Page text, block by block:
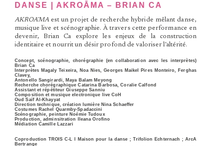
DANSE | AKROĀMA – BRIAN CA
AKROĀMAest un projet de recherche hybride mêlant danse,
musique live et scénographie. À travers cette performance en
devenir, Brian Ca explore les enjeux de la construction
identitaire et nourrit un désir profond de valoriser l’altérité.
Concept, scénographie, chorégraphie (en collaboration avec les interprètes)
Brian Ca
Interprètes Magaly Teixeira, Noa Nies, Georges Maikel Pires Monteiro, Ferghas
Clavey,
Antonello Sangirardi, Maya Balam Meyong
Recherche chorégraphique Catarina Barbosa, Coralie Calfond
Assistant et répétiteur Giuseppe Sanniu
Composition et musique electronique live CoH
Oud Saïf Al-Khayyat
Direction technique, création lumière Nina Schaeffer
Costumes Rachel Quarmby-Spadaccini
Scénographie, peinture Noémie Tudoux
Production, adminsitration Ileana Orofino
Médiation Camille Lazzari
Coproduction TROIS C-L l Maison pour la danse ; Trifolion Echternach ; ArcA
Bertrange